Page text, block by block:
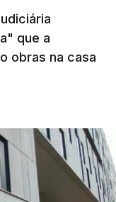
que a
obras na casa